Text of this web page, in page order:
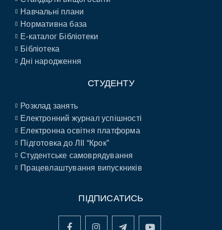
Навчальні плани
Нормативна база
E-каталог Бібліотеки
Бібліотека
Дні народження
СТУДЕНТУ
Розклад занять
Електронний журнал успішності
Електронна освітня платформа
Підготовка до ЛІІ “Крок”
Студентське самоврядування
Працевлаштування випускників
ПІДПИСАТИСЬ